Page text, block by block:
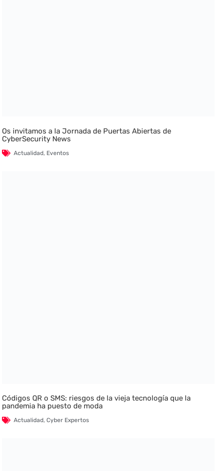
Os invitamos a la Jornada de Puertas Abiertas de
CyberSecurity News
Actualidad, Eventos
Códigos QR o SMS: riesgos de la vieja tecnología que la
pandemia ha puesto de moda
Actualidad,Cyber Expertos